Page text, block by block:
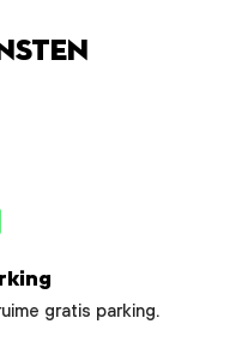
gratis parking.